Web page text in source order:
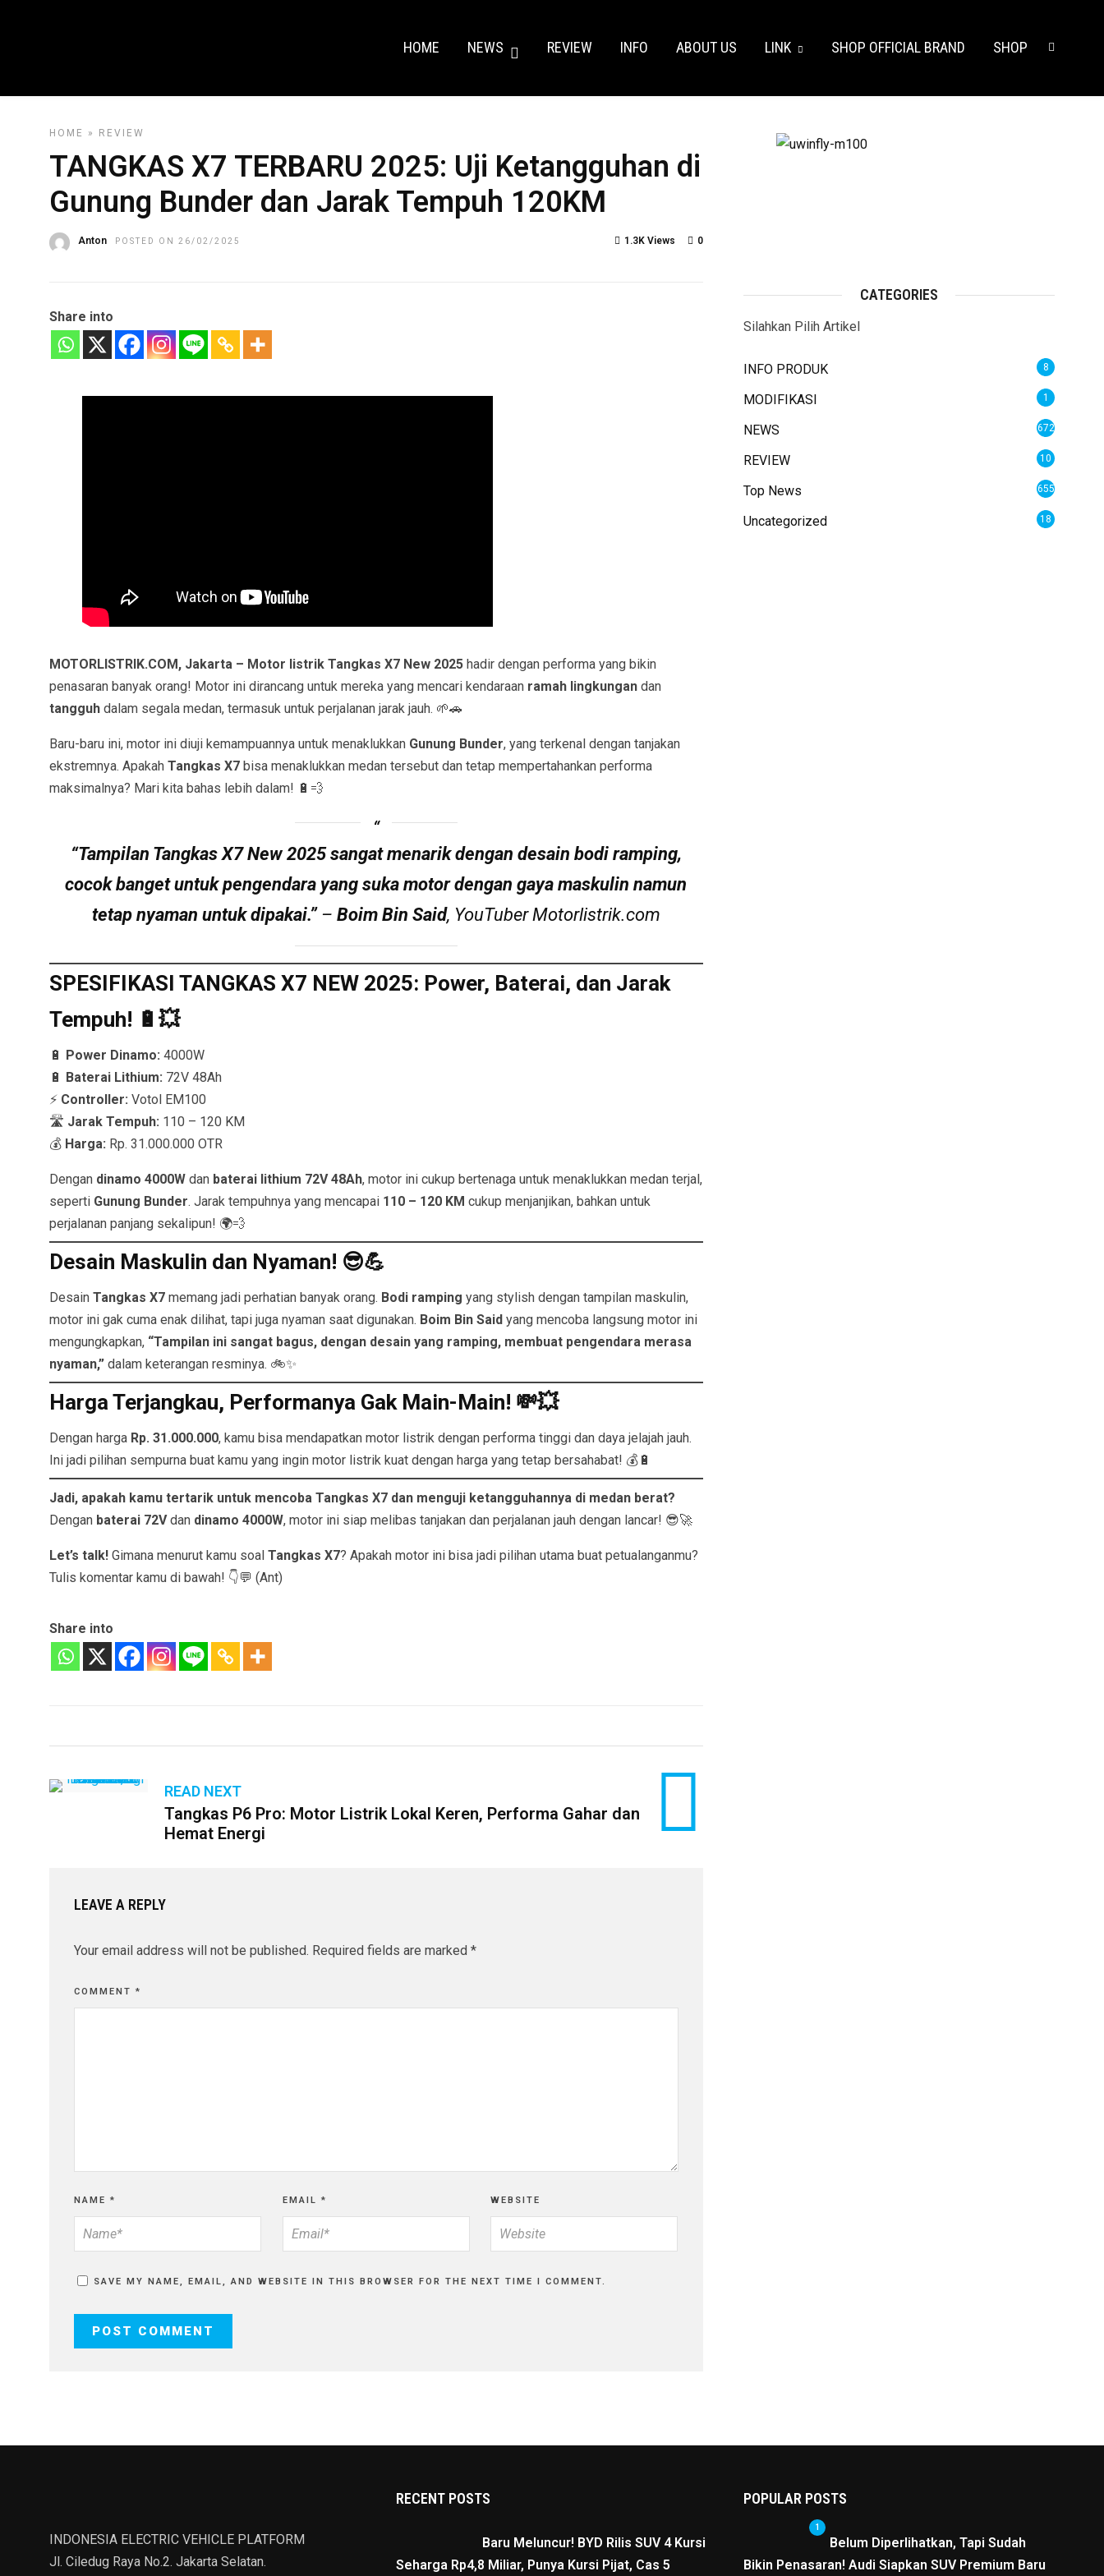
HOME NEWS REVIEW INFO ABOUT US LINK SHOP OFFICIAL BRAND SHOP
HOME » REVIEW
TANGKAS X7 TERBARU 2025: Uji Ketangguhan di
Gunung Bunder dan Jarak Tempuh 120KM
Anton POSTED ON 26/02/2025 0
1.3K Views
Share into
MOTORLISTRIK.COM, Jakarta – Motor listrik Tangkas X7 New 2025 hadir dengan performa yang bikin
penasaran banyak orang! Motor ini dirancang untuk mereka yang mencari kendaraan ramah lingkungan dan
tangguh dalam segala medan, termasuk untuk perjalanan jarak jauh. 🌱🚗
Baru-baru ini, motor ini diuji kemampuannya untuk menaklukkan Gunung Bunder, yang terkenal dengan tanjakan
ekstremnya. Apakah Tangkas X7 bisa menaklukkan medan tersebut dan tetap mempertahankan performa
maksimalnya? Mari kita bahas lebih dalam! 🔋💨
“Tampilan Tangkas X7 New 2025 sangat menarik dengan desain bodi ramping,
cocok banget untuk pengendara yang suka motor dengan gaya maskulin namun
tetap nyaman untuk dipakai.”– Boim Bin Said, YouTuber Motorlistrik.com
SPESIFIKASI TANGKAS X7 NEW 2025: Power, Baterai, dan Jarak
Tempuh! 🔋💥
🔋 Power Dinamo: 4000W
🔋 Baterai Lithium: 72V 48Ah
⚡ Controller: Votol EM100
🛣️ Jarak Tempuh: 110 – 120 KM
💰 Harga: Rp. 31.000.000 OTR
Dengan dinamo 4000W dan baterai lithium 72V 48Ah, motor ini cukup bertenaga untuk menaklukkan medan terjal,
seperti Gunung Bunder. Jarak tempuhnya yang mencapai 110 – 120 KM cukup menjanjikan, bahkan untuk
perjalanan panjang sekalipun! 🌍💨
Desain Maskulin dan Nyaman! 😎💪
Desain Tangkas X7 memang jadi perhatian banyak orang. Bodi ramping yang stylish dengan tampilan maskulin,
motor ini gak cuma enak dilihat, tapi juga nyaman saat digunakan. Boim Bin Said yang mencoba langsung motor ini
mengungkapkan, “Tampilan ini sangat bagus, dengan desain yang ramping, membuat pengendara merasa
nyaman,” dalam keterangan resminya. 🚲✨
Harga Terjangkau, Performanya Gak Main-Main! 💸💥
Dengan harga Rp. 31.000.000, kamu bisa mendapatkan motor listrik dengan performa tinggi dan daya jelajah jauh.
Ini jadi pilihan sempurna buat kamu yang ingin motor listrik kuat dengan harga yang tetap bersahabat! 💰🔋
Jadi, apakah kamu tertarik untuk mencoba Tangkas X7 dan menguji ketangguhannya di medan berat?
Dengan baterai 72Vdan dinamo 4000W, motor ini siap melibas tanjakan dan perjalanan jauh dengan lancar! 😎🚀
Let’s talk! Gimana menurut kamu soal Tangkas X7? Apakah motor ini bisa jadi pilihan utama buat petualanganmu?
Tulis komentar kamu di bawah! 👇💬 (Ant)
Share into
READ NEXT
Tangkas P6 Pro: Motor Listrik Lokal Keren, Performa Gahar dan
Hemat Energi
LEAVE A REPLY
Your email address will not be published. Required fields are marked *
COMMENT *
NAME * EMAIL * WEBSITE
SAVE MY NAME, EMAIL, AND WEBSITE IN THIS BROWSER FOR THE NEXT TIME I COMMENT.
CATEGORIES
Silahkan Pilih Artikel
INFO PRODUK 8
MODIFIKASI 1
NEWS 672
REVIEW 10
Top News 655
Uncategorized 18
INDONESIA ELECTRIC VEHICLE PLATFORM
Jl. Ciledug Raya No.2. Jakarta Selatan.
RECENT POSTS
Baru Meluncur! BYD Rilis SUV 4 Kursi
Seharga Rp4,8 Miliar, Punya Kursi Pijat, Cas 5
POPULAR POSTS
1
Belum Diperlihatkan, Tapi Sudah
Bikin Penasaran! Audi Siapkan SUV Premium Baru